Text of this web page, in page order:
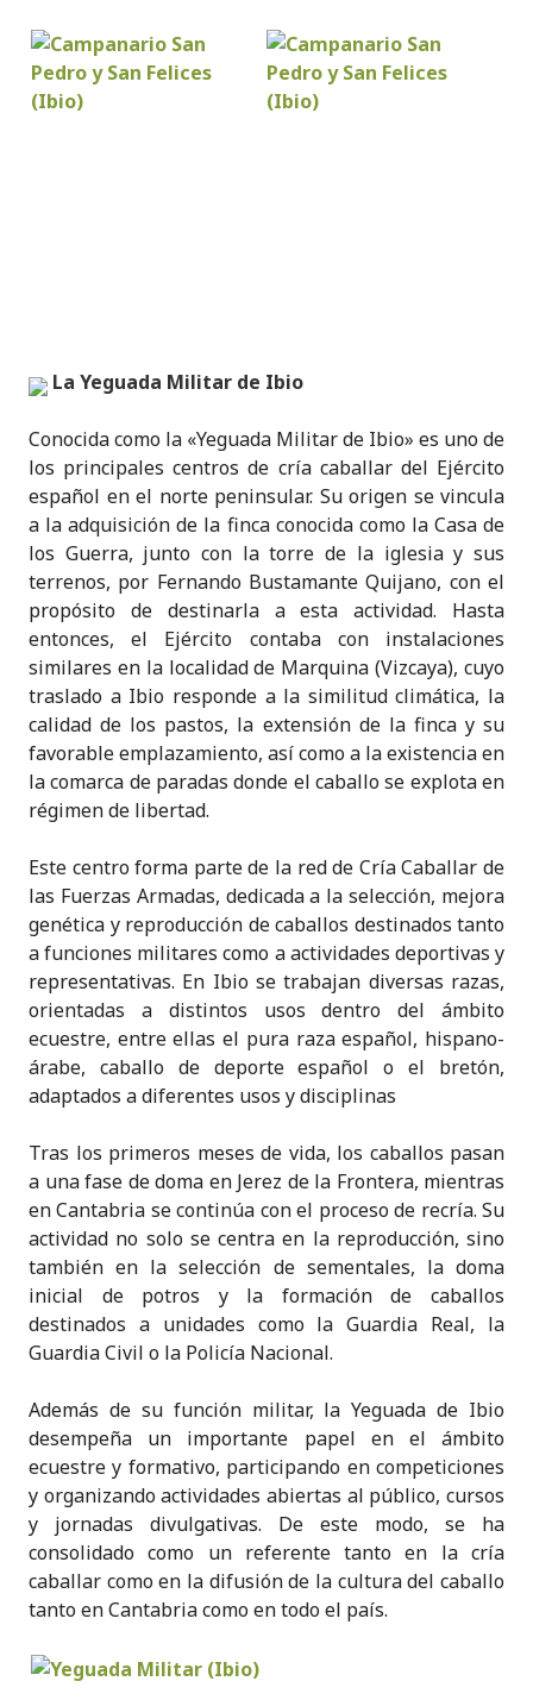
La Yeguada Militar de Ibio
Conocida como la «Yeguada Militar de Ibio» es uno de
los principales centros de cría caballar del Ejército
español en el norte peninsular. Su origen se vincula
a la adquisición de la finca conocida como la Casa de
los Guerra, junto con la torre de la iglesia y sus
terrenos, por Fernando Bustamante Quijano, con el
propósito de destinarla a esta actividad. Hasta
entonces, el Ejército contaba con instalaciones
similares en la localidad de Marquina (Vizcaya), cuyo
traslado a Ibio responde a la similitud climática, la
calidad de los pastos, la extensión de la finca y su
favorable emplazamiento, así como a la existencia en
la comarca de paradas donde el caballo se explota en
régimen de libertad.
Este centro forma parte de la red de Cría Caballar de
las Fuerzas Armadas, dedicada a la selección, mejora
genética y reproducción de caballos destinados tanto
a funciones militares como a actividades deportivas y
representativas. En Ibio se trabajan diversas razas,
orientadas a distintos usos dentro del ámbito
ecuestre, entre ellas el pura raza español, hispano-
árabe, caballo de deporte español o el bretón,
adaptados a diferentes usos y disciplinas
Tras los primeros meses de vida, los caballos pasan
a una fase de doma en Jerez de la Frontera, mientras
en Cantabria se continúa con el proceso de recría. Su
actividad no solo se centra en la reproducción, sino
también en la selección de sementales, la doma
inicial de potros y la formación de caballos
destinados a unidades como la Guardia Real, la
Guardia Civil o la Policía Nacional.
Además de su función militar, la Yeguada de Ibio
desempeña un importante papel en el ámbito
ecuestre y formativo, participando en competiciones
y organizando actividades abiertas al público, cursos
y jornadas divulgativas. De este modo, se ha
consolidado como un referente tanto en la cría
caballar como en la difusión de la cultura del caballo
tanto en Cantabria como en todo el país.